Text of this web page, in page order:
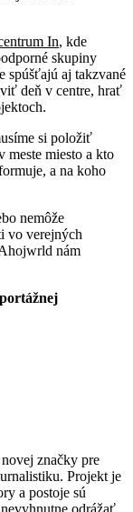
In, kde
skupiny
spúšťajú aj takzvané
deň v centre, hrať
si položiť
miesto a kto
a na koho
nemôže
vo verejných
nám
značky pre
Projekt je
a postoje sú
odrážať